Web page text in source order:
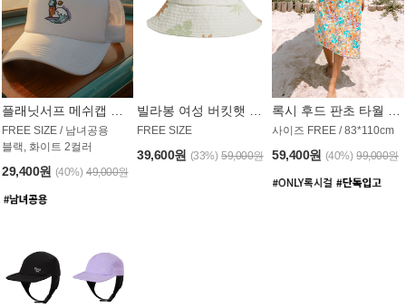
FREE SIZE / 남녀공용
블랙, 화이트 2컬러
29,400원 (40%) 49,000원
FREE SIZE
39,600원 (33%) 59,000원
사이즈 FREE / 83*110cm
59,400원 (40%) 99,000원